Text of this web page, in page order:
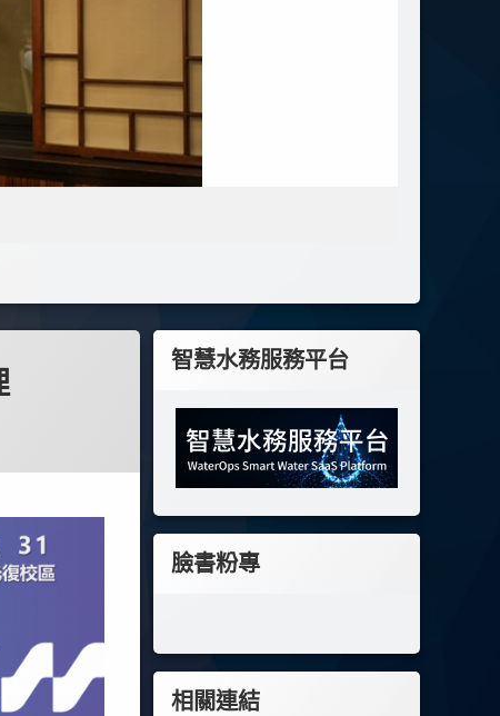
智慧水務服務平台
臉書粉專
相關連結